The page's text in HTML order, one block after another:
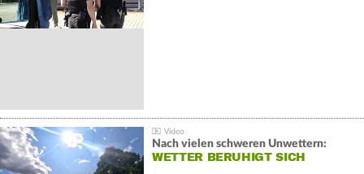
Nach vielen schweren Unwettern:
WETTER BERUHIGT SICH